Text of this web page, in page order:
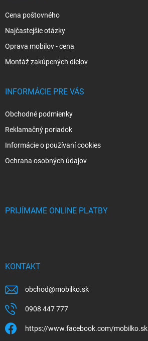
Cena poštovného
Najčastejšie otázky
Oprava mobilov - cena
Montáž zakúpených dielov
INFORMÁCIE PRE VÁS
Obchodné podmienky
Reklamačný poriadok
Informácie o používaní cookies
Ochrana osobných údajov
PRIJÍMAME ONLINE PLATBY
KONTAKT
obchod@mobilko.sk
0908 447 777
https://www.facebook.com/mobilko.sk